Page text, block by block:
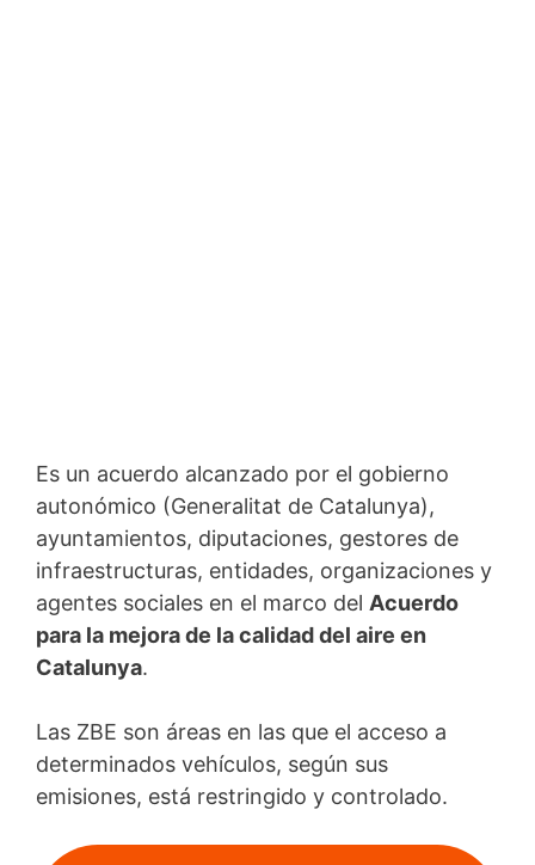
Es un acuerdo alcanzado por el gobierno
autonómico (Generalitat de Catalunya),
ayuntamientos, diputaciones, gestores de
infraestructuras, entidades, organizaciones y
agentes sociales en el marco del Acuerdo
para la mejora de la calidad del aire en
Catalunya.
Las ZBE son áreas en las que el acceso a
determinados vehículos, según sus
emisiones, está restringido y controlado.